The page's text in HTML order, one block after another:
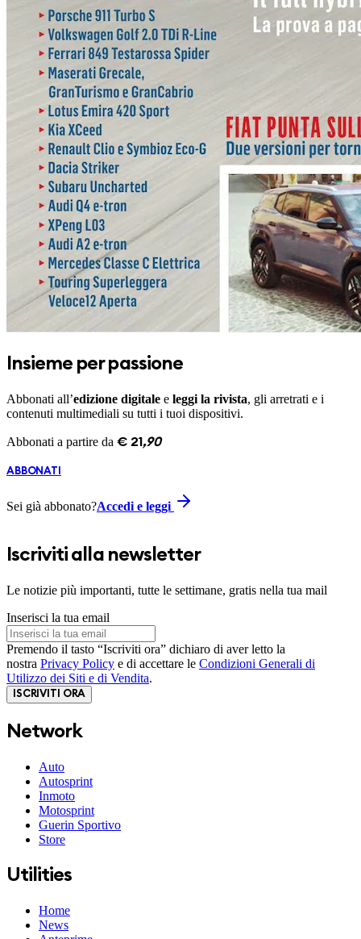
Insieme per passione
Abbonati all’edizione digitale e leggi la rivista, gli arretrati e i
contenuti multimediali su tutti i tuoi dispositivi.
Abbonati a partire da € 21 ,90
ABBONATI
Sei già abbonato?Accedi e leggi
Iscriviti alla newsletter
Le notizie più importanti, tutte le settimane, gratis nella tua mail
Inserisci la tua email
Premendo il tasto “Iscriviti ora” dichiaro di aver letto la
nostra Privacy Policy e di accettare le Condizioni Generali di
Utilizzo dei Siti e di Vendita.
ISCRIVITI ORA
Network
Auto
Autosprint
Inmoto
Motosprint
Guerin Sportivo
Store
Utilities
Home
News